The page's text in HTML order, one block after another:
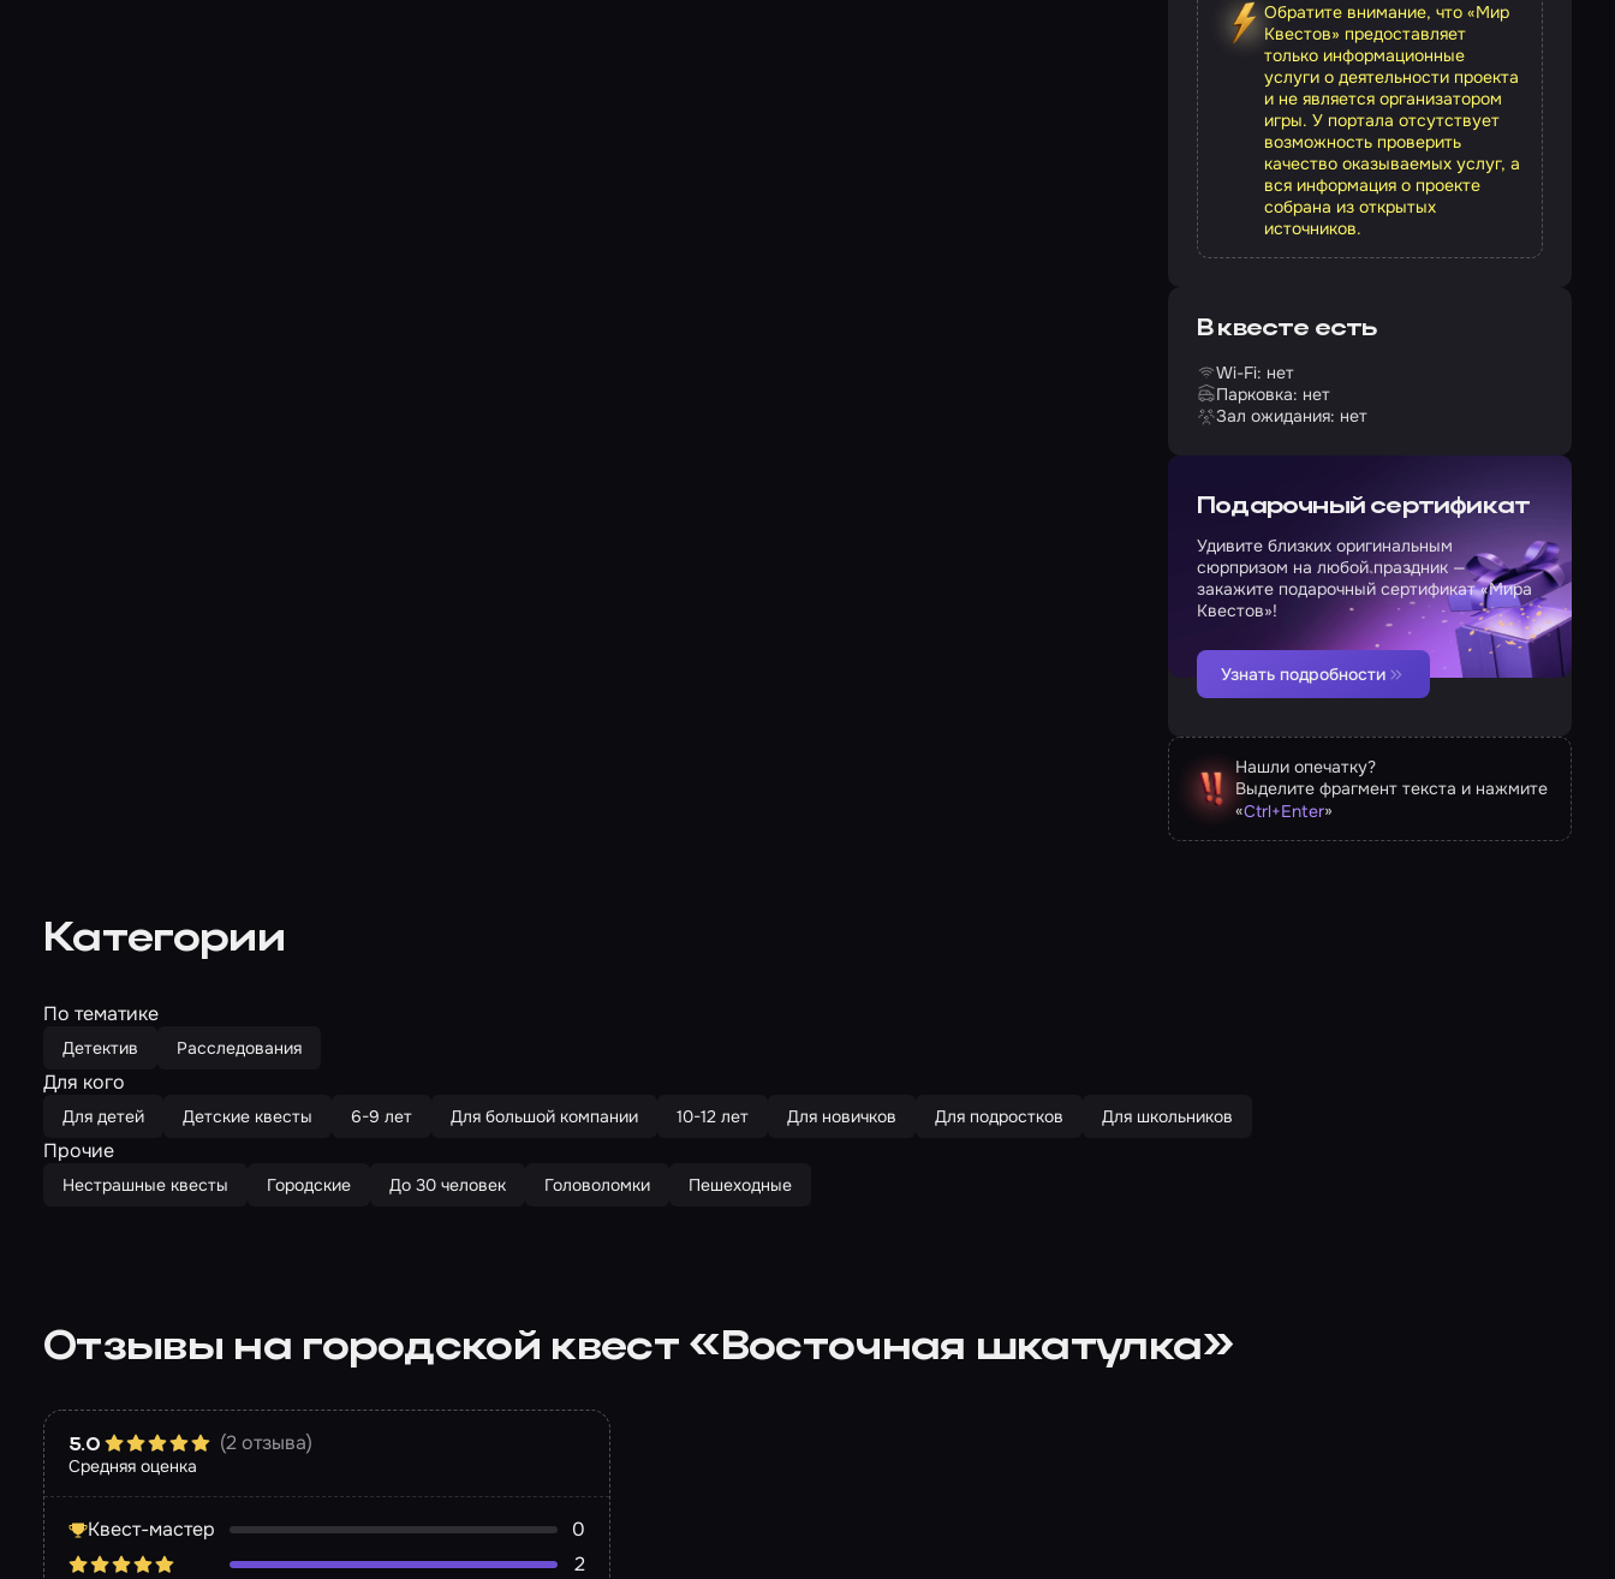
Обратите внимание, что «Мир
Квестов» предоставляет
только информационные
услуги о деятельности проекта
и не является организатором
игры. У портала отсутствует
возможность проверить
качество оказываемых услуг, а
вся информация о проекте
собрана из открытых
источников.
В квесте есть
Wi-Fi: нет
Парковка: нет
Зал ожидания: нет
Подарочный сертификат
Удивите близких оригинальным
сюрпризом на любой праздник —
закажите подарочный сертификат «Мира
Квестов»!
Узнать подробности
Нашли опечатку?
Выделите фрагмент текста и нажмите
«Ctrl+Enter»
Категории
По тематике
Детектив Расследования
Для кого
Для детей Детские квесты 6-9 лет Для большой компании 10-12 лет Для новичков Для подростков Для школьников
Прочие
Нестрашные квесты Городские До 30 человек Головоломки Пешеходные
Отзывы на городской квест «Восточная шкатулка»
Средняя оценка
5.0 (2 отзыва)
Квест-мастер
0
2